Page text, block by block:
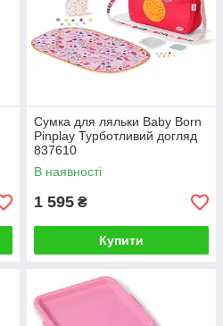
Сумка для ляльки Baby Born
Pinplay Турботливий догляд
837610
В наявності
1 595 ₴
Купити